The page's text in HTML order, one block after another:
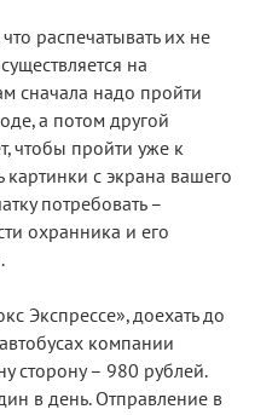
распечатывать их не
на
сначала надо пройти
а потом другой
чтобы пройти уже к
картинки с экрана вашего
потребовать –
охранника и его
Экспрессе», доехать до
компании
сторону – 980 рублей.
в день. Отправление в